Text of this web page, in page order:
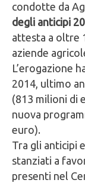
condotte da
degli anticipi
attesta a oltre
aziende
L’erogazione
2014, ultimo
(813 milioni di
nuova
euro).
Tra gli anticipi
stanziati a
presenti nel